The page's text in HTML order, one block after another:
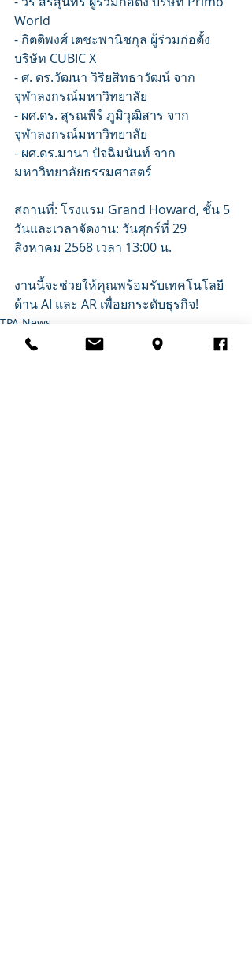
World
- กิตติพงศ์ เตชะพานิชกุล ผู้ร่วมก่อตั้ง
บริษัท CUBIC X
- ศ. ดร.วัฒนา วิริยสิทธาวัฒน์ จาก
จุฬาลงกรณ์มหาวิทยาลัย
- ผศ.ดร. สุรณพีร์ ภูมิวุฒิสาร จาก
จุฬาลงกรณ์มหาวิทยาลัย
- ผศ.ดร.มานา ปัจฉิมนันท์ จาก
มหาวิทยาลัยธรรมศาสตร์
​สถานที่: โรงแรม Grand Howard, ชั้น 5
วันและเวลาจัดงาน: วันศุกร์ที่ 29
สิงหาคม 2568 เวลา 13:00 น.
งานนี้จะช่วยให้คุณพร้อมรับเทคโนโลยี
ด้าน AI และ AR เพื่อยกระดับธุรกิจ!
TPA News